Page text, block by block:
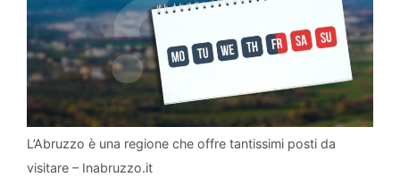
L’Abruzzo è una regione che offre tantissimi posti da
visitare – Inabruzzo.it